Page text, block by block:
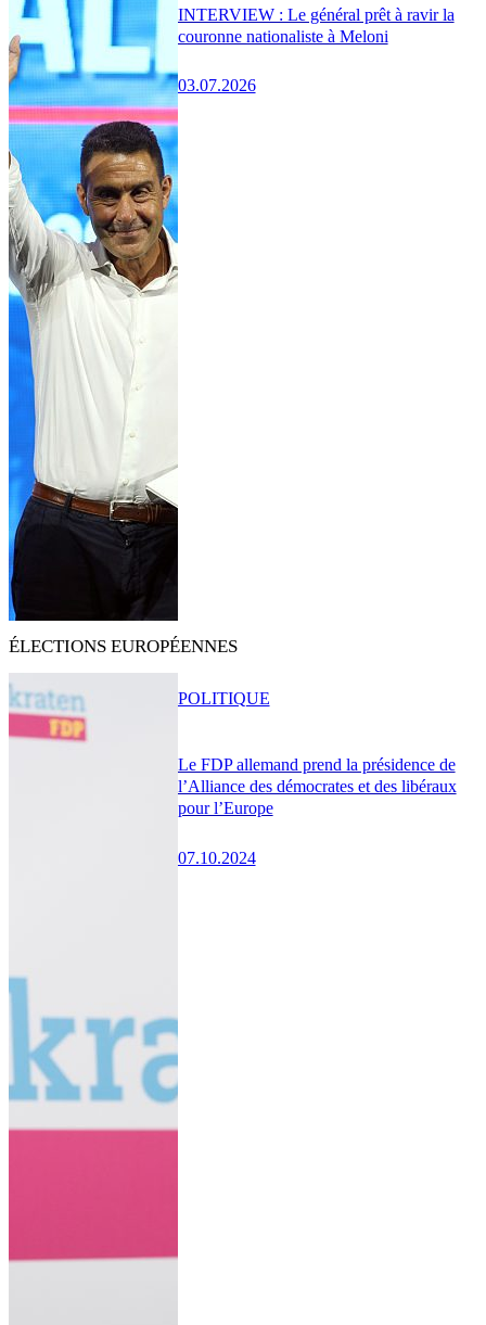
INTERVIEW : Le général prêt à ravir la
couronne nationaliste à Meloni
03.07.2026
ÉLECTIONS EUROPÉENNES
Le FDP allemand prend la présidence de
l’Alliance des démocrates et des libéraux
pour l’Europe
07.10.2024
POLITIQUE